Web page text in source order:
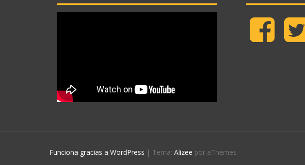
Facebook
Granada
Funciona gracias a WordPress | Tema: Alizee por aThemes